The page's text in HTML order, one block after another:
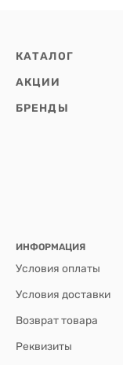
КАТАЛОГ
АКЦИИ
БРЕНДЫ
ИНФОРМАЦИЯ
Условия оплаты
Условия доставки
Возврат товара
Реквизиты